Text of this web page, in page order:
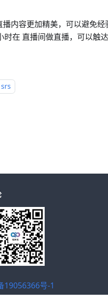
内容更加精美，可以避免经
在 直播间做直播，可以触达
srs
19056366号-1